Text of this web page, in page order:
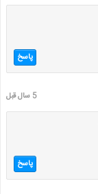
پاسخ
5 سال قبل
پاسخ